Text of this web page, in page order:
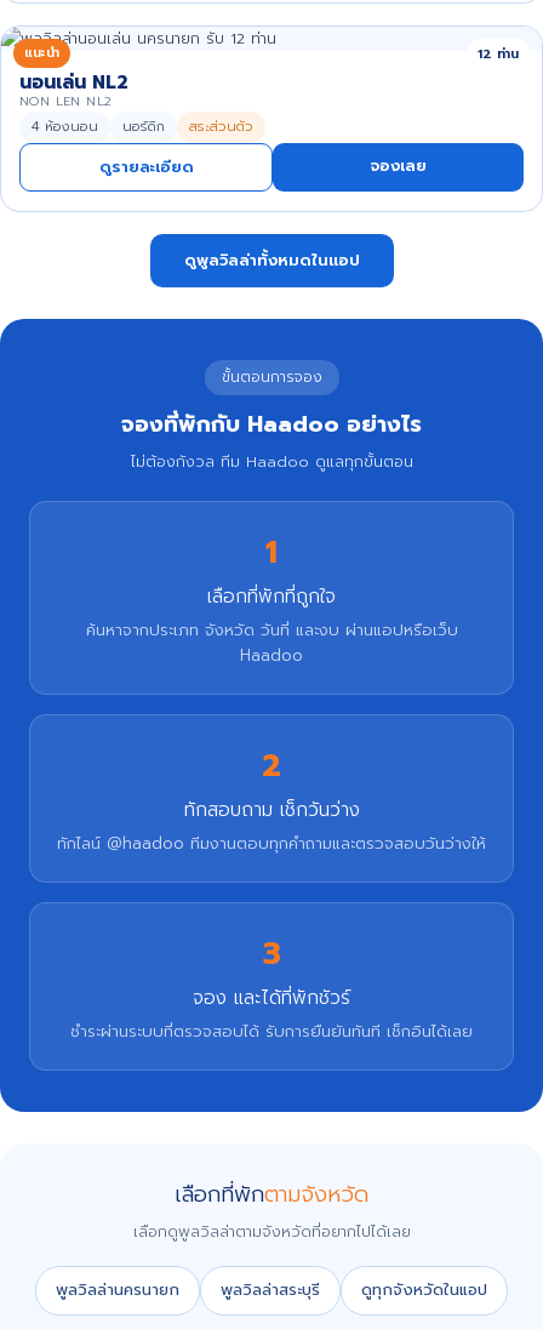
แนะนำ 12 ท่าน
นอนเล่น NL2
NON LEN NL2
4 ห้องนอน นอร์ดิก สระส่วนตัว
ดูรายละเอียด จองเลย
ดูพูลวิลล่าทั้งหมดในแอป
ขั้นตอนการจอง
จองที่พักกับ Haadoo อย่างไร
ไม่ต้องกังวล ทีม Haadoo ดูแลทุกขั้นตอน
1
เลือกที่พักที่ถูกใจ
ค้นหาจากประเภท จังหวัด วันที่ และงบ ผ่านแอปหรือเว็บ
Haadoo
2
ทักสอบถาม เช็กวันว่าง
ทักไลน์ @haadoo ทีมงานตอบทุกคำถามและตรวจสอบวันว่างให้
3
จอง และได้ที่พักชัวร์
ชำระผ่านระบบที่ตรวจสอบได้ รับการยืนยันทันที เช็กอินได้เลย
เลือกที่พักตามจังหวัด
เลือกดูพูลวิลล่าตามจังหวัดที่อยากไปได้เลย
พูลวิลล่านครนายก พูลวิลล่าสระบุรี ดูทุกจังหวัดในแอป